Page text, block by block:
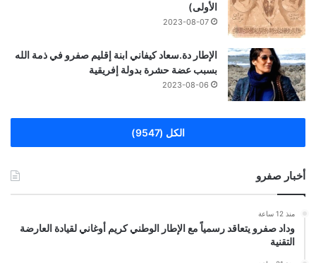
الأولى)
2023-08-07
الإطار دة.سعاد كيفاني ابنة إقليم صفرو في ذمة الله
بسبب عضة حشرة بدولة إفريقية
2023-08-06
الكل (9547)
أخبار صفرو
منذ 12 ساعة
وداد صفرو يتعاقد رسمياً مع الإطار الوطني كريم أوغاني لقيادة العارضة
التقنية